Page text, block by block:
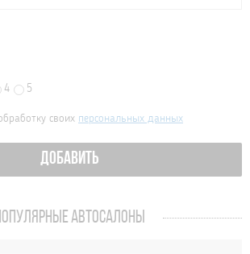
4 5
своих персональных данных
ДОБАВИТЬ
АВТОСАЛОНЫ